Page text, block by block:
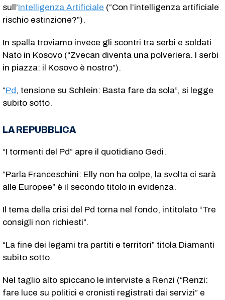
sull’Intelligenza Artificiale (“Con l’intelligenza artificiale
rischio estinzione?”).
In spalla troviamo invece gli scontri tra serbi e soldati
Nato in Kosovo (“Zvecan diventa una polveriera. I serbi
in piazza: il Kosovo è nostro”).
“Pd, tensione su Schlein: Basta fare da sola”, si legge
subito sotto.
LA REPUBBLICA
“I tormenti del Pd” apre il quotidiano Gedi.
“Parla Franceschini: Elly non ha colpe, la svolta ci sarà
alle Europee” è il secondo titolo in evidenza.
Il tema della crisi del Pd torna nel fondo, intitolato “Tre
consigli non richiesti”.
“La fine dei legami tra partiti e territori” titola Diamanti
subito sotto.
Nel taglio alto spiccano le interviste a Renzi (“Renzi:
fare luce su politici e cronisti registrati dai servizi” e